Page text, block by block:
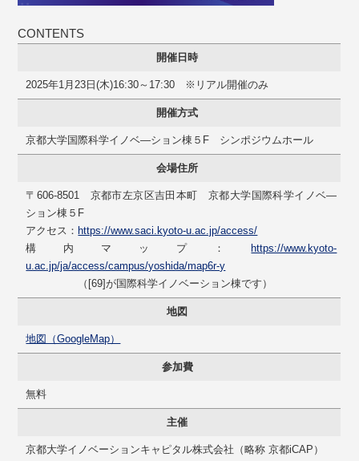
CONTENTS
開催日時
2025年1月23日(木)16:30～17:30 ※リアル開催のみ
開催方式
京都大学国際科学イノベ―ション棟５F シンポジウムホール
会場住所
〒606-8501 京都市左京区吉田本町 京都大学国際科学イノベ―
ション棟５F
アクセス： https://www.saci.kyoto-u.ac.jp/access/
構内マップ： https://www.kyoto-
u.ac.jp/ja/access/campus/yoshida/map6r-y
（[69]が国際科学イノベーション棟です）
地図
地図（GoogleMap）
参加費
無料
主催
京都大学イノベーションキャピタル株式会社（略称 京都iCAP）